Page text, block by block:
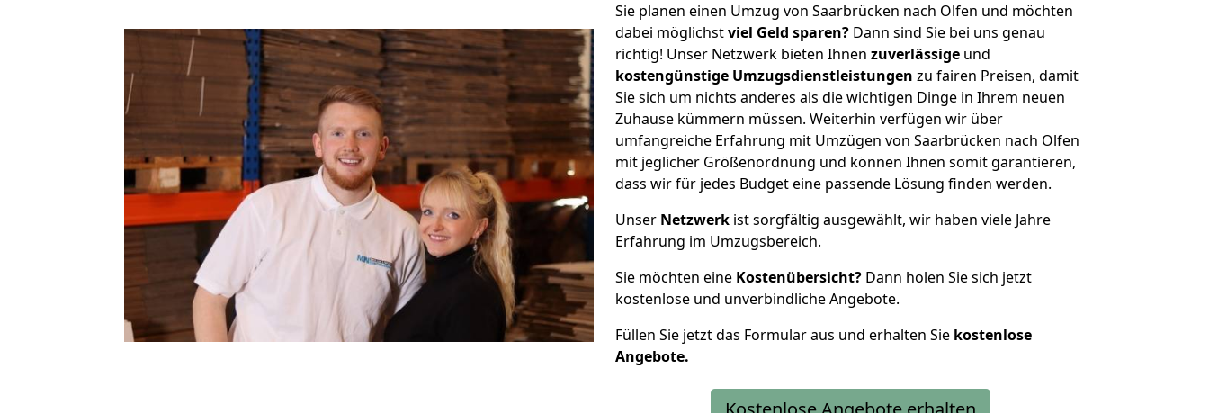
Sie planen einen Umzug von Saarbrücken nach Olfen und möchten
dabei möglichstviel Geld sparen? Dann sind Sie bei uns genau
richtig! Unser Netzwerk bieten Ihnen zuverlässige und
kostengünstige Umzugsdienstleistungen zu fairen Preisen, damit
Sie sich um nichts anderes als die wichtigen Dinge in Ihrem neuen
Zuhause kümmern müssen. Weiterhin verfügen wir über
umfangreiche Erfahrung mit Umzügen von Saarbrücken nach Olfen
mit jeglicher Größenordnung und können Ihnen somit garantieren,
dass wir für jedes Budget eine passende Lösung finden werden.
Unser Netzwerk ist sorgfältig ausgewählt, wir haben viele Jahre
Erfahrung im Umzugsbereich.
Sie möchten eine Kostenübersicht? Dann holen Sie sich jetzt
kostenlose und unverbindliche Angebote.
Füllen Sie jetzt das Formular aus und erhalten Sie kostenlose
Angebote.